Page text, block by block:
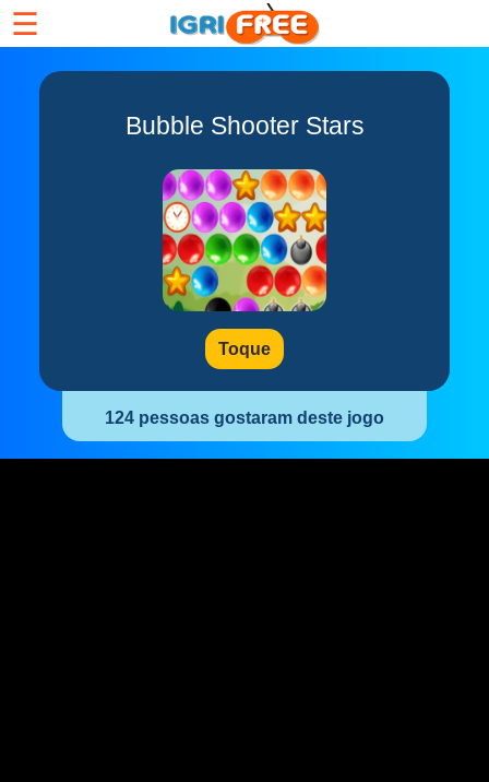
☰
Bubble Shooter Stars
Toque
124 pessoas gostaram deste jogo